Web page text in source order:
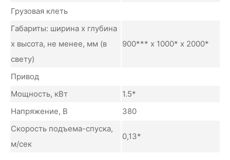
Грузовая клеть
Габариты: ширина х глубина
х высота, не менее, мм (в
свету)
900*** х 1000* х 2000*
Привод
Мощность, кВт
1.5*
Напряжение, В
380
Скорость подъема-спуска,
м/сек
0,13*